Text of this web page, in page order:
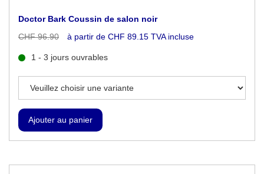
Doctor Bark Coussin de salon noir
CHF 96.90
à partir de CHF 89.15 TVA incluse
1 - 3 jours ouvrables